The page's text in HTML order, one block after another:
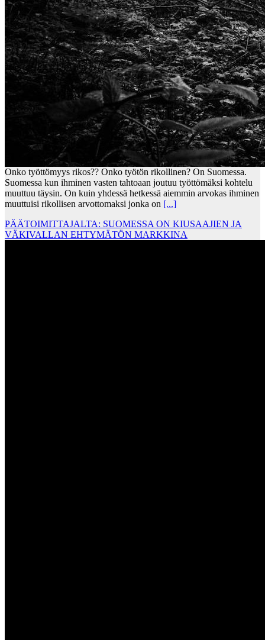
Onko työttömyys rikos?? Onko työtön rikollinen? On Suomessa.
Suomessa kun ihminen vasten tahtoaan joutuu työttömäksi kohtelu
muuttuu täysin. On kuin yhdessä hetkessä aiemmin arvokas ihminen
muuttuisi rikollisen arvottomaksi jonka on [...]
PÄÄTOIMITTAJALTA: SUOMESSA ON KIUSAAJIEN JA
VÄKIVALLAN EHTYMÄTÖN MARKKINA